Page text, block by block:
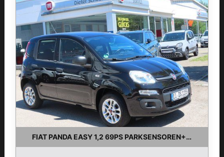
FIAT PANDA EASY 1,2 69PS